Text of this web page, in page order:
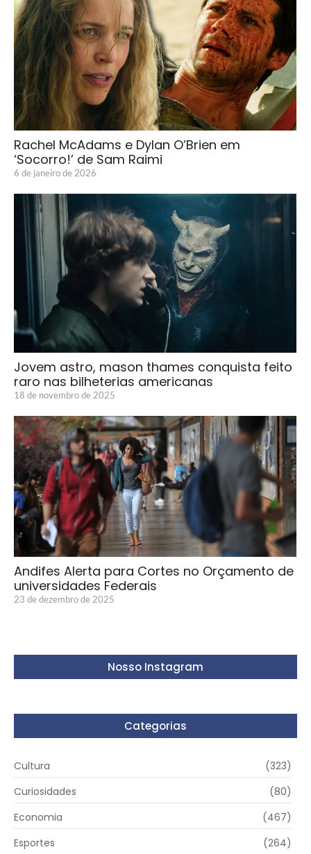
Rachel McAdams e Dylan O’Brien em
‘Socorro!’ de Sam Raimi
6 de janeiro de 2026
Jovem astro, mason thames conquista feito
raro nas bilheterias americanas
18 de novembro de 2025
Andifes Alerta para Cortes no Orçamento de
universidades Federais
23 de dezembro de 2025
Nosso Instagram
Categorias
Cultura
(323)
Curiosidades
(80)
Economia
(467)
Esportes
(264)